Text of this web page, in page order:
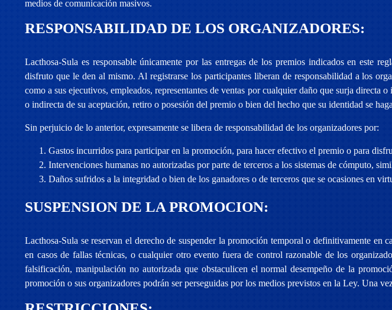
medios de comunicación masivos.
RESPONSABILIDAD DE LOS ORGANIZADORES:
Lacthosa-Sula es responsable únicamente por las entregas de los premios indicados en este
disfruto que le den al mismo. Al registrarse los participantes liberan de responsabilidad a los
como a sus ejecutivos, empleados, representantes de ventas por cualquier daño que surja
o indirecta de su aceptación, retiro o posesión del premio o bien del hecho que su identidad se
Sin perjuicio de lo anterior, expresamente se libera de responsabilidad de los organizadores por:
Gastos incurridos para participar en la promoción, para hacer efectivo el premio o para
Intervenciones humanas no autorizadas por parte de terceros a los sistemas de cómputo,
Daños sufridos a la integridad o bien de los ganadores o de terceros que se ocasiones en
SUSPENSION DE LA PROMOCION:
Lacthosa-Sula se reservan el derecho de suspender la promoción temporal o definitivamente
en casos de fallas técnicas, o cualquier otro evento fuera de control razonable de los
falsificación, manipulación no autorizada que obstaculicen el normal desempeño de la
promoción o sus organizadores podrán ser perseguidas por los medios previstos en la Ley. Una